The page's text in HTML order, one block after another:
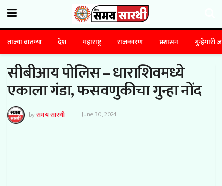
ताज्या बातम्या देश महाराष्ट्र राजकारण प्रशासन गुन्हेगारी
सीबीआय पोलिस – धाराशिवमध्ये
एकाला गंडा, फसवणुकीचा गुन्हा नोंद
byसमय सारथी June 30, 2024